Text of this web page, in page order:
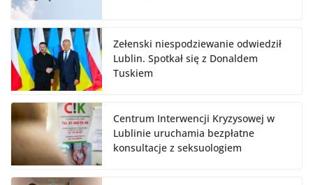
Zełenski niespodziewanie odwiedził
Lublin. Spotkał się z Donaldem
Tuskiem
Centrum Interwencji Kryzysowej w
Lublinie uruchamia bezpłatne
konsultacje z seksuologiem